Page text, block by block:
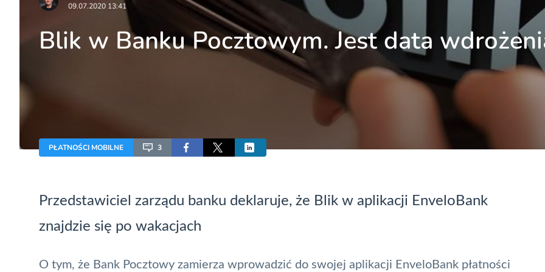
09.07.2020 13:41
Blik w Banku Pocztowym. Jest data
PŁATNOŚCI MOBILNE 3
Przedstawiciel zarządu banku deklaruje, że Blik w aplikacji EnveloBank
znajdzie się po wakacjach
O tym, że Bank Pocztowy zamierza wprowadzić do swojej aplikacji EnveloBank płatności